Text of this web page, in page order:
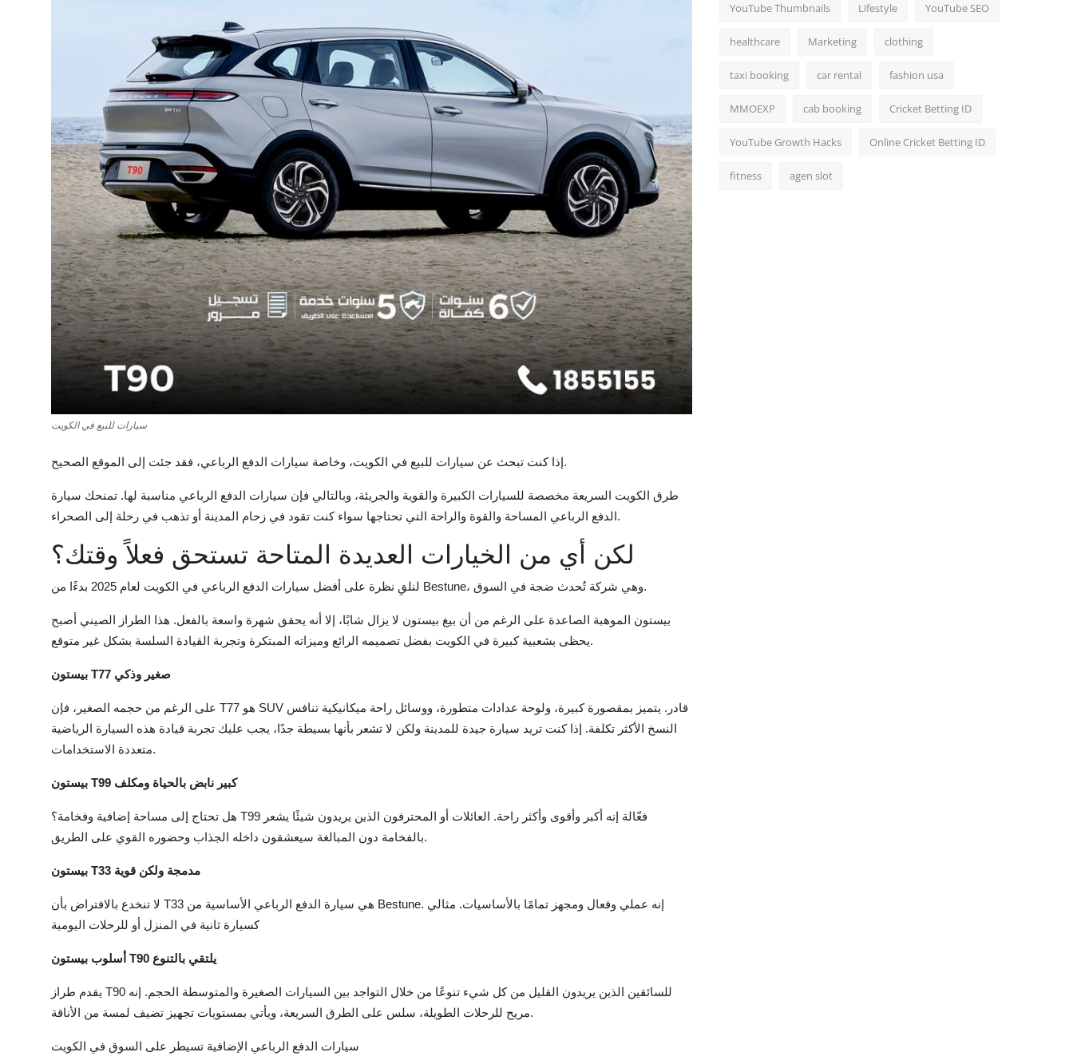
سيارات للبيع في الكويت
إذا كنت تبحث عن سيارات للبيع في الكويت، وخاصة سيارات الدفع الرباعي، فقد جئت إلى الموقع الصحيح.
طرق الكويت السريعة مخصصة للسيارات الكبيرة والقوية والجريئة، وبالتالي فإن سيارات الدفع الرباعي مناسبة لها. تمنحك سيارة
الدفع الرباعي المساحة والقوة والراحة التي تحتاجها سواء كنت تقود في زحام المدينة أو تذهب في رحلة إلى الصحراء.
لكن أي من الخيارات العديدة المتاحة تستحق فعلاً وقتك؟
لنلقِ نظرة على أفضل سيارات الدفع الرباعي في الكويت لعام 2025 بدءًا من Bestune، وهي شركة تُحدث ضجة في السوق.
بيستون الموهبة الصاعدة على الرغم من أن بيغ بيستون لا يزال شابًا، إلا أنه يحقق شهرة واسعة بالفعل. هذا الطراز الصيني أصبح
يحظى بشعبية كبيرة في الكويت بفضل تصميمه الرائع وميزاته المبتكرة وتجربة القيادة السلسة بشكل غير متوقع.
بيستون T77 صغير وذكي
على الرغم من حجمه الصغير، فإن T77 هو SUV قادر. يتميز بمقصورة كبيرة، ولوحة عدادات متطورة، ووسائل راحة ميكانيكية تنافس
النسخ الأكثر تكلفة. إذا كنت تريد سيارة جيدة للمدينة ولكن لا تشعر بأنها بسيطة جدًا، يجب عليك تجربة قيادة هذه السيارة الرياضية
متعددة الاستخدامات.
بيستون T99 كبير نابض بالحياة ومكلف
هل تحتاج إلى مساحة إضافية وفخامة؟ T99 فعّالة إنه أكبر وأقوى وأكثر راحة. العائلات أو المحترفون الذين يريدون شيئًا يشعر
بالفخامة دون المبالغة سيعشقون داخله الجذاب وحضوره القوي على الطريق.
بيستون T33 مدمجة ولكن قوية
لا تنخدع بالافتراض بأن T33 هي سيارة الدفع الرباعي الأساسية من Bestune. إنه عملي وفعال ومجهز تمامًا بالأساسيات. مثالي
كسيارة ثانية في المنزل أو للرحلات اليومية
أسلوب بيستون T90 يلتقي بالتنوع
يقدم طراز T90 للسائقين الذين يريدون القليل من كل شيء تنوعًا من خلال التواجد بين السيارات الصغيرة والمتوسطة الحجم. إنه
مريح للرحلات الطويلة، سلس على الطرق السريعة، ويأتي بمستويات تجهيز تضيف لمسة من الأناقة.
سيارات الدفع الرباعي الإضافية تسيطر على السوق في الكويت
YouTube Thumbnails Lifestyle YouTube SEO
healthcare Marketing clothing
taxi booking car rental fashion usa
MMOEXP cab booking Cricket Betting ID
YouTube Growth Hacks Online Cricket Betting ID
fitness agen slot